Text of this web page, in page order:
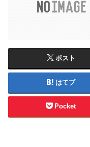
ポスト
はてブ
Pocket